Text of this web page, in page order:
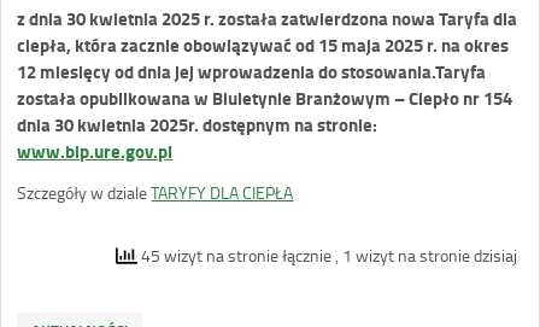
z dnia 30 kwietnia 2025 r. została zatwierdzona nowa Taryfa dla
ciepła, która zacznie obowiązywać od 15 maja 2025 r. na okres
12 miesięcy od dnia jej wprowadzenia do stosowania.Taryfa
została opublikowana w Biuletynie Branżowym – Ciepło nr 154
dnia 30 kwietnia 2025r. dostępnym na stronie:
www.bip.ure.gov.pl
Szczegóły w dzialeTARYFY DLA CIEPŁA
45 wizyt na stronie łącznie , 1 wizyt na stronie dzisiaj